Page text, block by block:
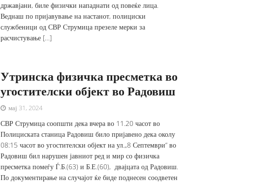
државјани, биле физички нападнати од повеќе лица.
Веднаш по пријавување на настанот, полициски
службеници од СВР Струмица презеле мерки за
расчистување […]
Утринска физичка пресметка во
угостителски објект во Радовиш
мај 31, 2024
СВР Струмица соопшти дека вчера во 11.20 часот во
Полициската станица Радовиш било пријавено дека околу
08:15 часот во угостителски објект на ул.„8 Септември“ во
Радовиш бил нарушен јавниот ред и мир со физичка
пресметка помеѓу Ѓ.Б.(63) и Б.Е.(60), двајцата од Радовиш.
По документирање на случајот ќе биде поднесен соодветен